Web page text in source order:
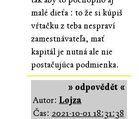
malé dieťa : to že si kúpiš
vŕtačku z teba nespraví
zamestnávateľa, mať
kapitál je nutná ale nie
postačujúca podmienka.
» odpovědět «
Autor: Lojza
Čas: 2021-10-01 18:31:38